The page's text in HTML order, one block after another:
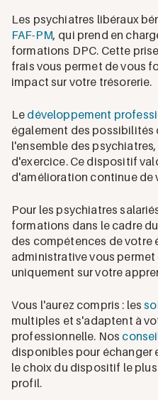
Les psychiatres libéraux
FAF-PM, qui prend en
formations DPC. Cette
frais vous permet de vous
impact sur votre trésorerie.
Le développement
également des possibilités
l'ensemble des
d'exercice. Ce dispositif
d'amélioration continue de
Pour les psychiatres
formations dans le cadre
des compétences de
administrative vous
uniquement sur votre
Vous l'aurez compris : les
multiples et s'adaptent à
professionnelle. Nos
disponibles pour échanger
le choix du dispositif le
profil.